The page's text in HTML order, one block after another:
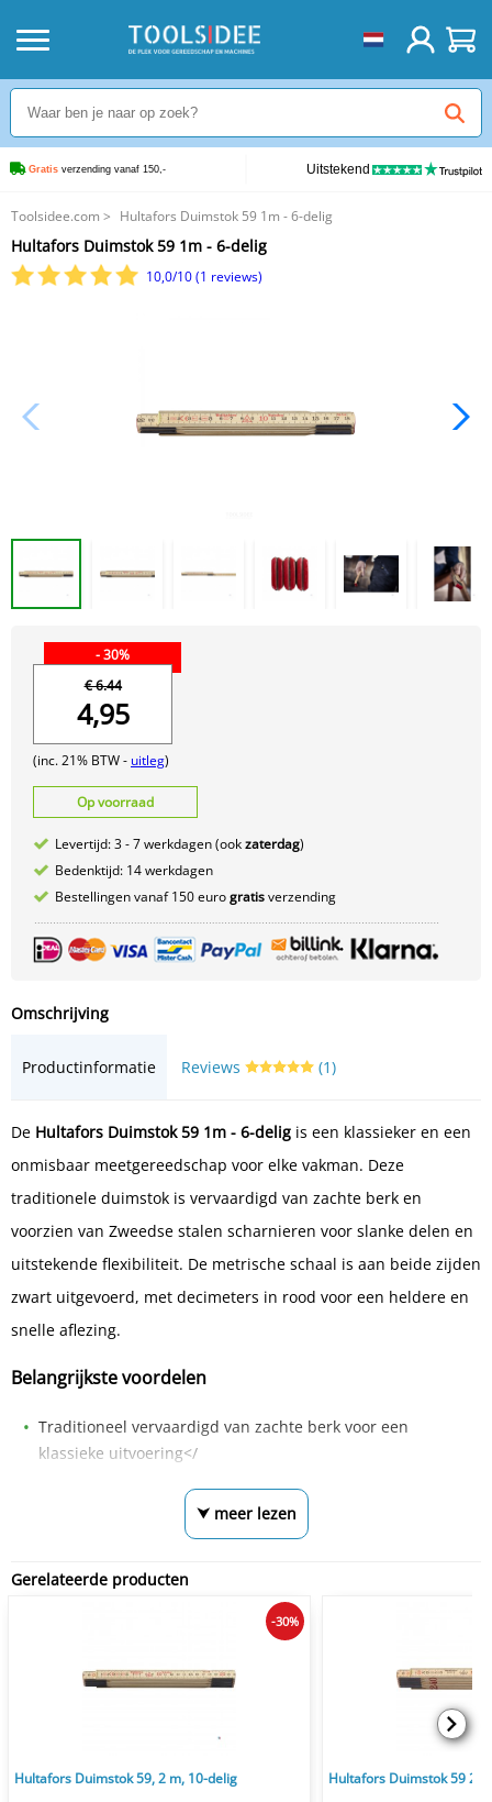
Gratis verzending vanaf 150,- Uitstekend
Toolsidee.com > Hultafors Duimstok 59 1m - 6-delig
Hultafors Duimstok 59 1m - 6-delig
10,0/10 (1 reviews)
- 30%
€ 6.44
4,95
(inc. 21% BTW - uitleg)
Op voorraad
Levertijd: 3 - 7 werkdagen (ookzaterdag)
Bedenktijd: 14 werkdagen
Bestellingen vanaf 150 eurogratisverzending
Omschrijving
Productinformatie Reviews (1)
De Hultafors Duimstok 59 1m - 6-delig is een klassieker en een
onmisbaar meetgereedschap voor elke vakman. Deze
traditionele duimstok is vervaardigd van zachte berk en
voorzien van Zweedse stalen scharnieren voor slanke delen en
uitstekende flexibiliteit. De metrische schaal is aan beide zijden
zwart uitgevoerd, met decimeters in rood voor een heldere en
snelle aflezing.
Belangrijkste voordelen
Traditioneel vervaardigd van zachte berk voor een
klassieke uitvoering</
⮟ meer lezen
Gerelateerde producten
Hultafors Duimstok 59, 2 m, 10-delig
-30%
Hultafors Duimstok 59 2,4